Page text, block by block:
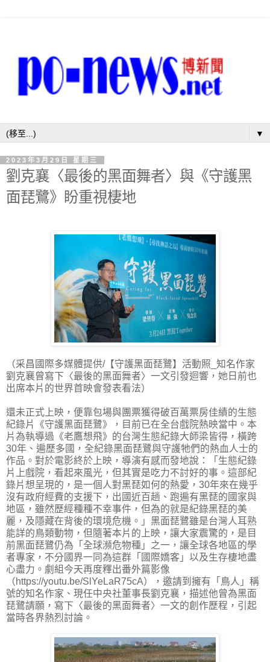
▼
2023年3月29日 星期三
劉克襄〈最後的黑面舞者〉與《守護黑
面琵鷺》盼重視棲地
（采昌國際多媒體提供/【守護黑面琵鷺】活動照_知名作家
劉克襄曾寫下〈最後的黑面舞者〉一文引發迴響，她日前也
出席本片的世界首映會發表看法）
還未正式上映，便靠包場與團票獲得破百萬票房佳績的生態
紀錄片《守護黑面琵鷺》，目前已在全台戲院熱映當中。本
片為執導過《老鷹想飛》的台灣生態紀錄大師梁皆得，橫跨
30年、遍歷多國，全紀錄黑面琵鷺與守護牠們的熱血人士的
作品。對於電影終於上映，導演有感而發地說：「生態紀錄
片上戲院，看起來風光，但其實是吃力不討好的事。這部紀
錄片想呈現的，是一個人對黑琵如何的熱愛，30年來在幾乎
沒有政府經費的支援下，出國近百趟、跑遍有黑琵的國家與
地區，雖然歷經種種不幸事件，但為的就是紀錄黑琵的美
麗，及隱藏在背後的環境危機。」黑面琵鷺雖是台灣人耳熟
能詳的鳥類動物，但隨著本片的上映，讓大家震驚的，是目
前黑面琵鷺仍為「全球瀕危物種」之一，讓全球各地區的學
者專家，不分國界一同為這群「國際嬌客」以及生存棲地盡
心盡力。劇組今天再度釋出番外篇影像
（https://youtu.be/SlYeLaR75cA），邀請到擁有「鳥人」稱
號的知名作家、現任中央社董事長劉克襄，描述他曾為黑面
琵鷺請願，寫下〈最後的黑面舞者〉一文的創作歷程，引起
當時各界熱烈討論。